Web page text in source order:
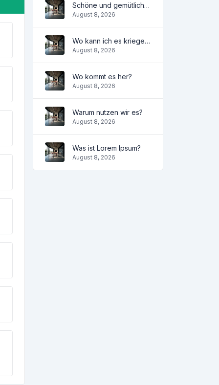
Schöne und gemütliche Wohnung
August 8, 2026
Wo kann ich es kriegen?
August 8, 2026
Wo kommt es her?
August 8, 2026
Warum nutzen wir es?
August 8, 2026
Was ist Lorem Ipsum?
August 8, 2026